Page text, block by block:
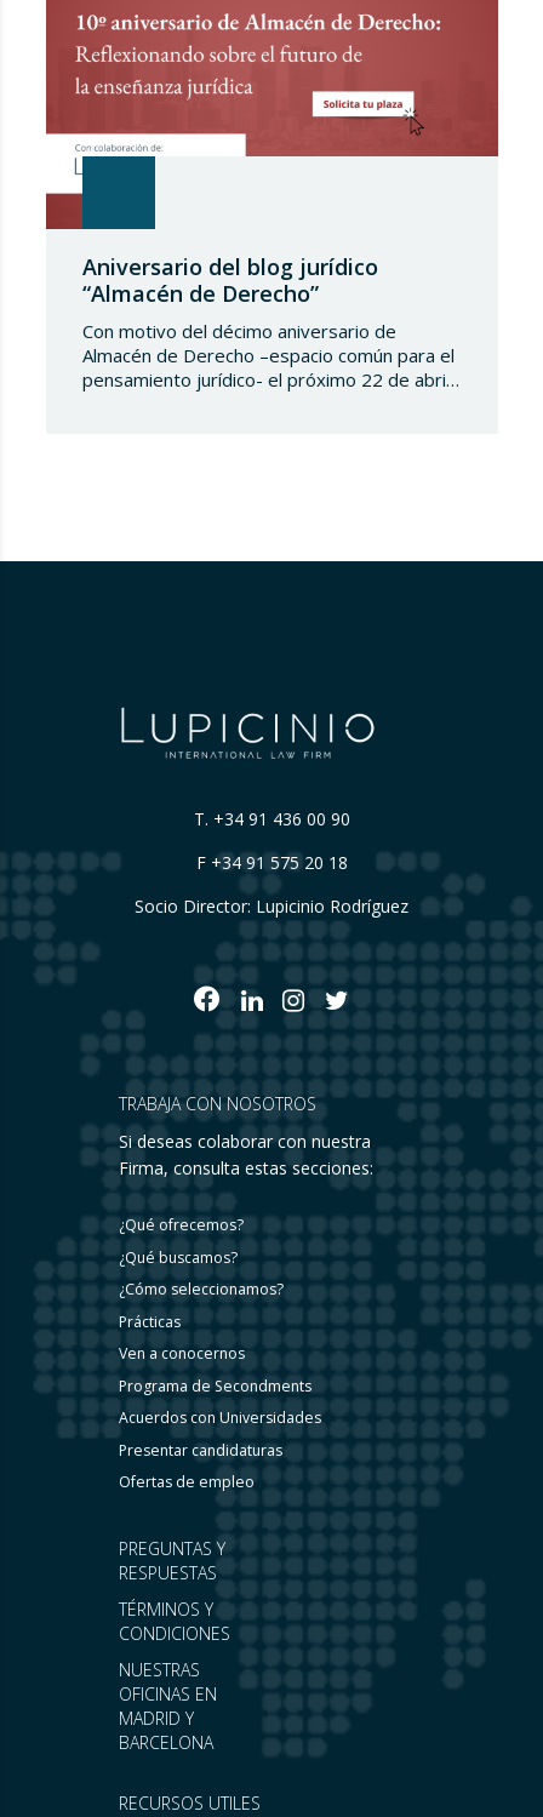
Aniversario del blog jurídico
“Almacén de Derecho”
Con motivo del décimo aniversario de
Almacén de Derecho –espacio común para el
pensamiento jurídico- el próximo 22 de abril
T. +34 91 436 00 90
F +34 91 575 20 18
Socio Director: Lupicinio Rodríguez
RECURSOS UTILES
PREGUNTAS Y
RESPUESTAS
TÉRMINOS Y
CONDICIONES
NUESTRAS
OFICINAS EN
MADRID Y
BARCELONA
TRABAJA CON NOSOTROS
Si deseas colaborar con nuestra
Firma, consulta estas secciones:
¿Qué ofrecemos?
¿Qué buscamos?
¿Cómo seleccionamos?
Prácticas
Ven a conocernos
Programa de Secondments
Acuerdos con Universidades
Presentar candidaturas
Ofertas de empleo